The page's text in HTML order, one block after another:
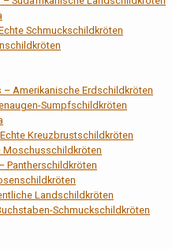
Schmuckschildkröten
– Amerikanische Erdschildkröten
Sumpfschildkröten
Kreuzbrustschildkröten
Moschusschildkröten
Pantherschildkröten
Landschildkröten
Schmuckschildkröten